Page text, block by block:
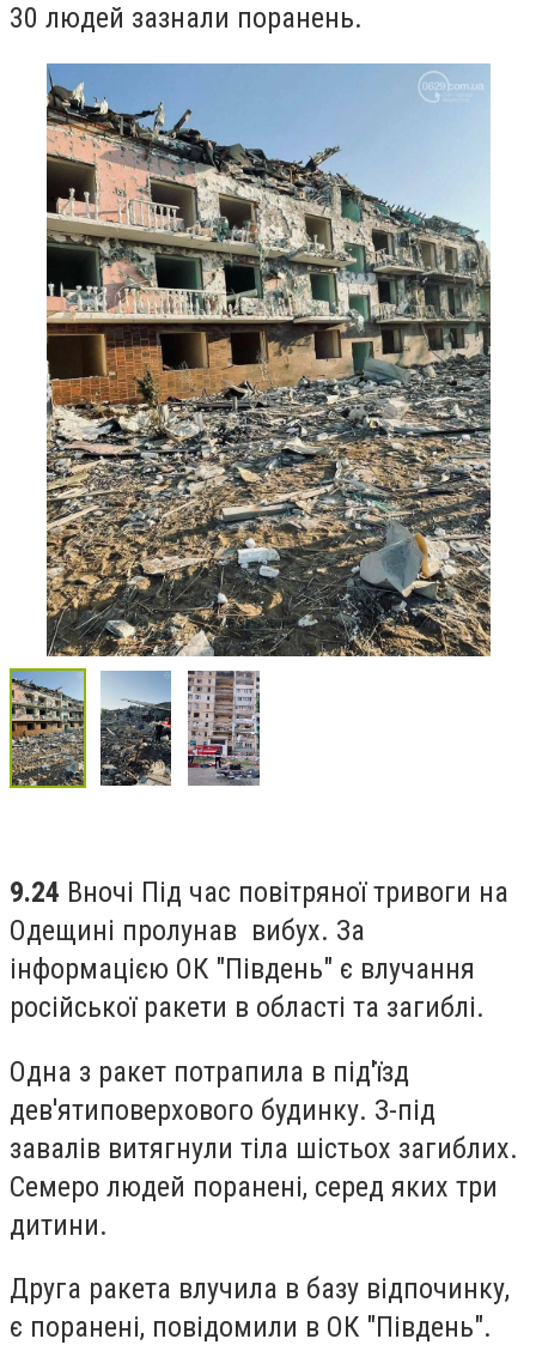
30 людей зазнали поранень.
9.24 Вночі Під час повітряної тривоги на
Одещині пролунав вибух. За
інформацією ОК "Південь" є влучання
російської ракети в області та загиблі.
Одна з ракет потрапила в під'їзд
дев'ятиповерхового будинку. З-під
завалів витягнули тіла шістьох загиблих.
Семеро людей поранені, серед яких три
дитини.
Друга ракета влучила в базу відпочинку,
є поранені, повідомили в ОК "Південь".